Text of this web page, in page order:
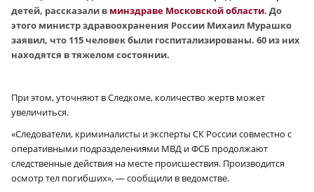
детей, рассказали в минздраве Московской области. До
этого министр здравоохранения России Михаил Мурашко
заявил, что 115 человек были госпитализированы. 60 из них
находятся в тяжелом состоянии.
При этом, уточняют в Следкоме, количество жертв может
увеличиться.
«Следователи, криминалисты и эксперты СК России совместно с
оперативными подразделениями МВД и ФСБ продолжают
следственные действия на месте происшествия. Производится
осмотр тел погибших», — сообщили в ведомстве.